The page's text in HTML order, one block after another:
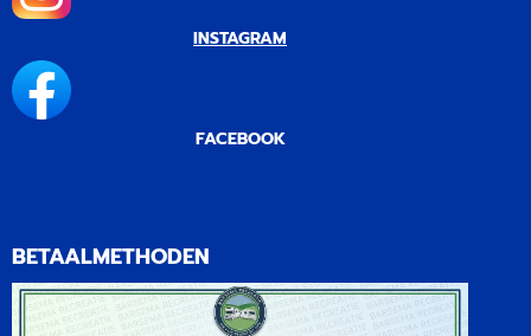
INSTAGRAM
FACEBOOK
BETAALMETHODEN